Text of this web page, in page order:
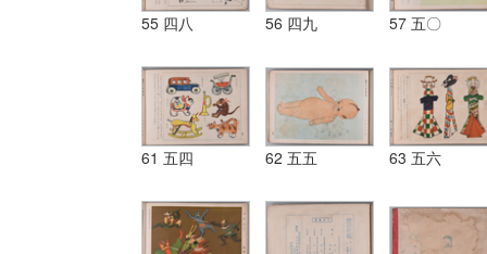
55 四八 56 四九 57 五〇
61 五四 62 五五 63 五六